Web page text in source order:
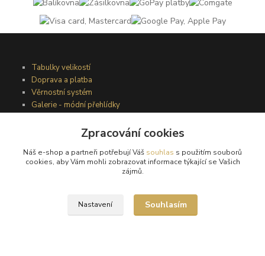
Tabulky velikostí
Doprava a platba
Věrnostní systém
Galerie - módní přehlídky
Podmínky užití webového rozhraní
Obchodní podmínky
Zpracování cookies
Náš e-shop a partneři potřebují Váš souhlas s použitím souborů
cookies, aby Vám mohli zobrazovat informace týkající se Vašich
zájmů.
Nastavení Souhlasím